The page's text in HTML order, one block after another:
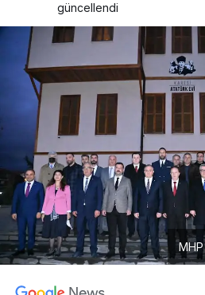
güncellendi
MHP